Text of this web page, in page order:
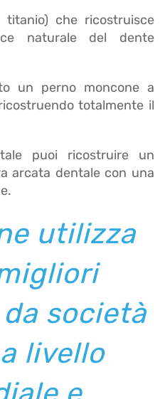
che ricostruisce
naturale del dente
un perno moncone a
totalmente il
puoi ricostruire un
arcata dentale con una
utilizza
società
livello